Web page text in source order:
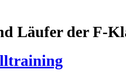
Läufer der F-